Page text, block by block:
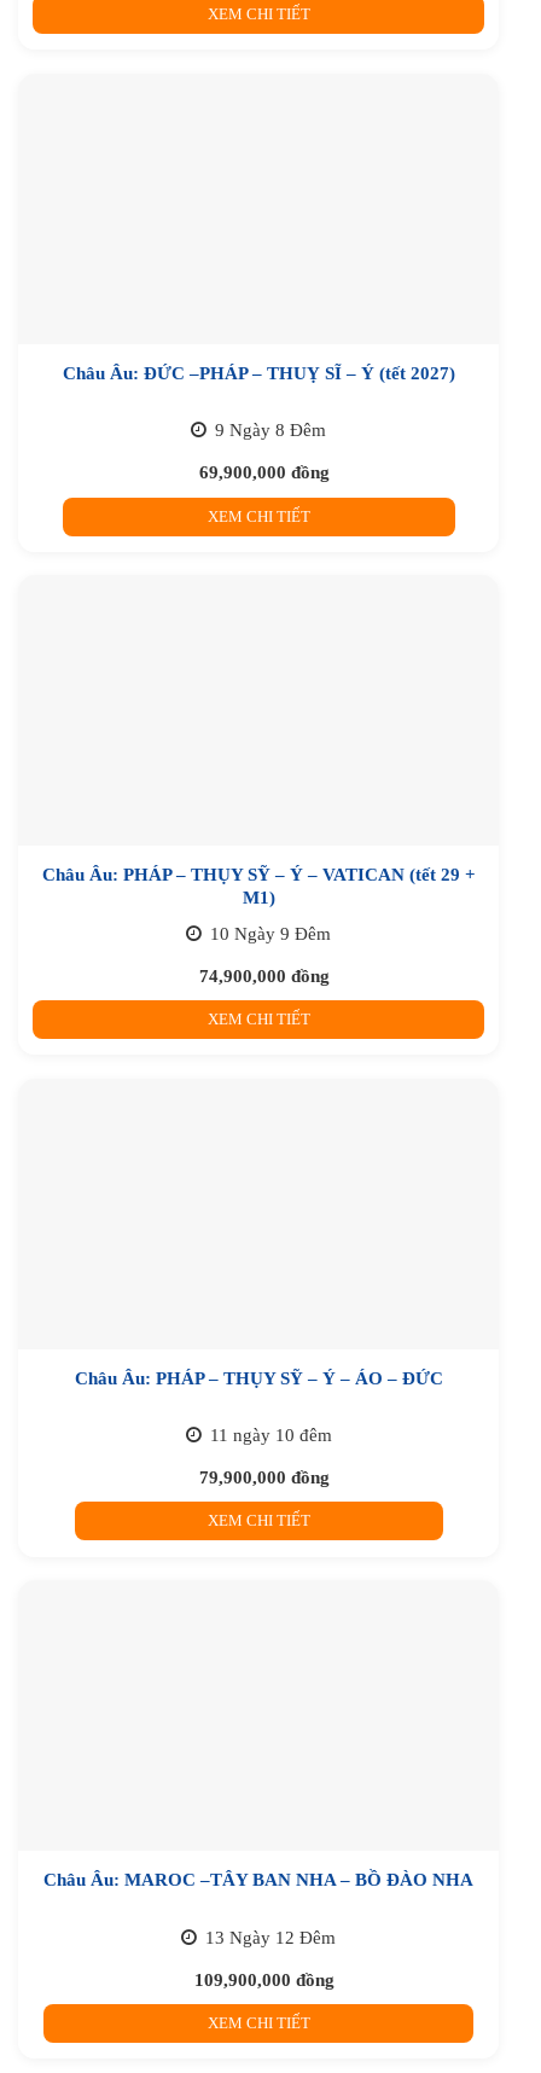
XEM CHI TIẾT
Châu Âu: ĐỨC –PHÁP – THUỴ SĨ – Ý (tết 2027)
9 Ngày 8 Đêm
69,900,000 đồng
XEM CHI TIẾT
Châu Âu: PHÁP – THỤY SỸ – Ý – VATICAN (tết 29 +
M1)
10 Ngày 9 Đêm
74,900,000 đồng
XEM CHI TIẾT
Châu Âu: PHÁP – THỤY SỸ – Ý – ÁO – ĐỨC
11 ngày 10 đêm
79,900,000 đồng
XEM CHI TIẾT
Châu Âu: MAROC –TÂY BAN NHA – BỒ ĐÀO NHA
13 Ngày 12 Đêm
109,900,000 đồng
XEM CHI TIẾT